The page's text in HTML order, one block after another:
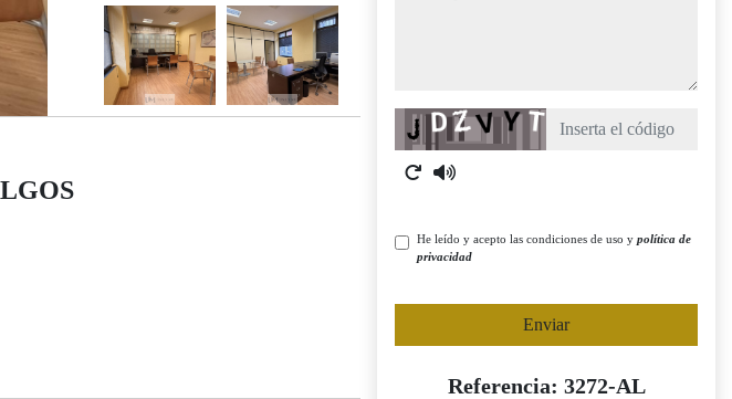
Captcha
He leído y acepto las condiciones de uso y política de
privacidad
Enviar
Referencia: 3272-AL